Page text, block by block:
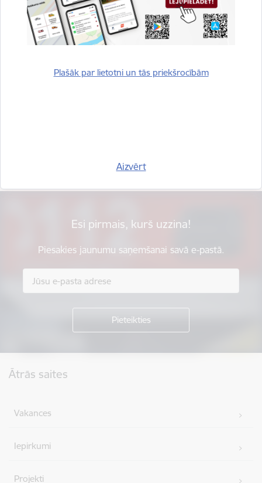
Plašāk par lietotni un tās priekšrocībām
Aizvērt
Esi pirmais, kurš uzzina!
Piesakies jaunumu saņemšanai savā e-pastā.
Ātrās saites
Vakances
Iepirkumi
Projekti